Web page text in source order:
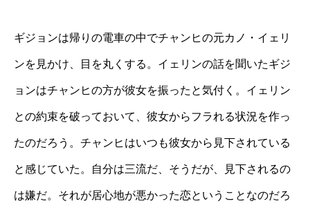
ギジョンは帰りの電車の中でチャンヒの元カノ・イェリ
ンを見かけ、目を丸くする。イェリンの話を聞いたギジ
ョンはチャンヒの方が彼女を振ったと気付く。イェリン
との約束を破っておいて、彼女からフラれる状況を作っ
たのだろう。チャンヒはいつも彼女から見下されている
と感じていた。自分は三流だ、そうだが、見下されるの
は嫌だ。それが居心地が悪かった恋ということなのだろ